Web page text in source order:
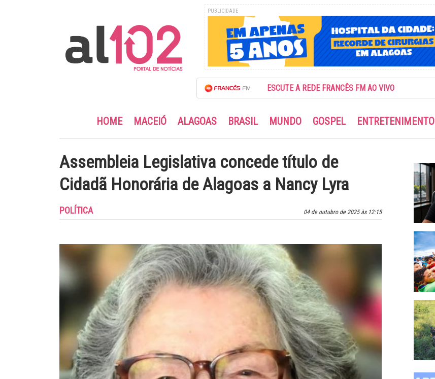
PUBLICIDADE
ESCUTE A REDE FRANCÊS FM AO VIVO
HOME MACEIÓ ALAGOAS BRASIL MUNDO GOSPEL ENTRETENIMENTO
Assembleia Legislativa concede título de
Cidadã Honorária de Alagoas a Nancy Lyra
04 de outubro de 2025 às 12:15
POLÍTICA